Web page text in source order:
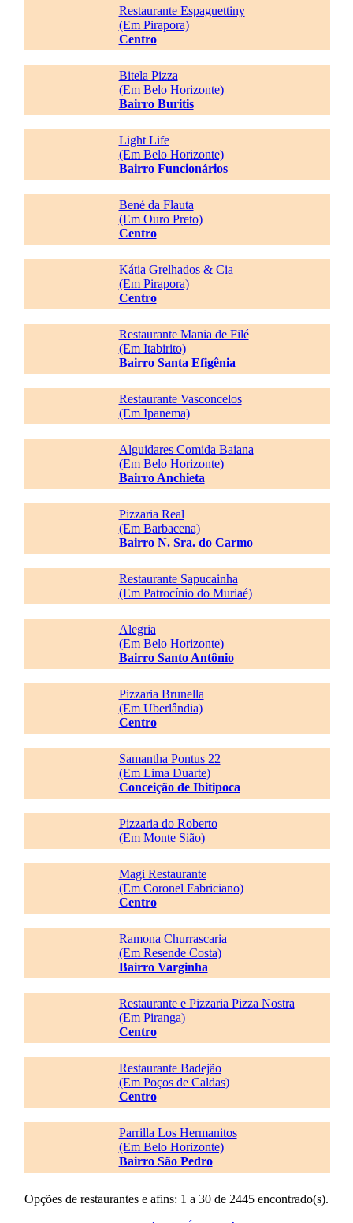
Restaurante Espaguettiny
(Em Pirapora)
Centro
Bitela Pizza
(Em Belo Horizonte)
Bairro Buritis
Light Life
(Em Belo Horizonte)
Bairro Funcionários
Bené da Flauta
(Em Ouro Preto)
Centro
Kátia Grelhados & Cia
(Em Pirapora)
Centro
Restaurante Mania de Filé
(Em Itabirito)
Bairro Santa Efigênia
Restaurante Vasconcelos
(Em Ipanema)
Alguidares Comida Baiana
(Em Belo Horizonte)
Bairro Anchieta
Pizzaria Real
(Em Barbacena)
Bairro N. Sra. do Carmo
Restaurante Sapucainha
(Em Patrocínio do Muriaé)
Alegria
(Em Belo Horizonte)
Bairro Santo Antônio
Pizzaria Brunella
(Em Uberlândia)
Centro
Samantha Pontus 22
(Em Lima Duarte)
Conceição de Ibitipoca
Pizzaria do Roberto
(Em Monte Sião)
Magi Restaurante
(Em Coronel Fabriciano)
Centro
Ramona Churrascaria
(Em Resende Costa)
Bairro Varginha
Restaurante e Pizzaria Pizza Nostra
(Em Piranga)
Centro
Restaurante Badejão
(Em Poços de Caldas)
Centro
Parrilla Los Hermanitos
(Em Belo Horizonte)
Bairro São Pedro
Opções de restaurantes e afins: 1 a 30 de 2445 encontrado(s).